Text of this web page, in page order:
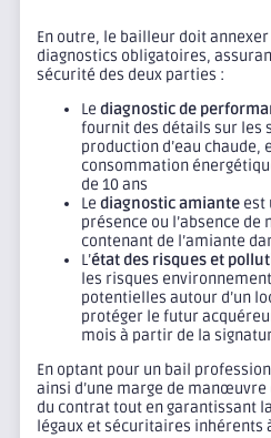
En outre, le bailleur doit
diagnostics obligatoires,
sécurité des deux parties :
Le diagnostic de
fournit des détails sur les
production d’eau chaude,
consommation
de 10 ans
Le diagnostic amiante est
présence ou l’absence
contenant de l’amiante
L’état des risques et
les risques
potentielles autour d’un
protéger le futur
mois à partir de la
En optant pour un bail
ainsi d’une marge de
du contrat tout en garantissant
légaux et sécuritaires